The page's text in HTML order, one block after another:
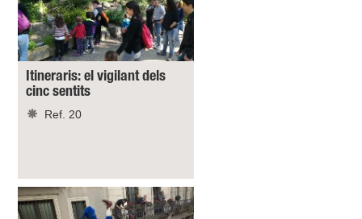
Itineraris: el vigilant dels
cinc sentits
Ref. 20